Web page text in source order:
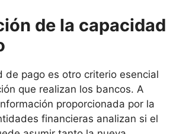
de la capacidad
de pago es otro criterio esencial
que realizan los bancos. A
proporcionada por la
financieras analizan si el